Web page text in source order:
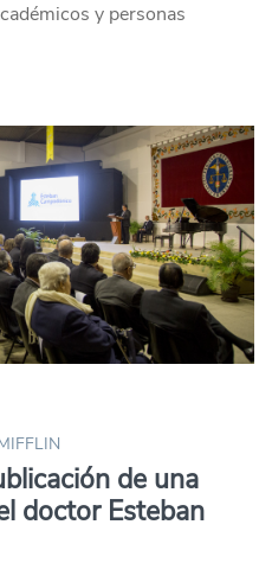
y personas
de una
doctor Esteban